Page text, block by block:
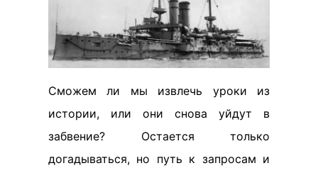
Сможем ли мы извлечь уроки из
истории, или они снова уйдут в
забвение? Остается только
догадываться, но путь к запросам и